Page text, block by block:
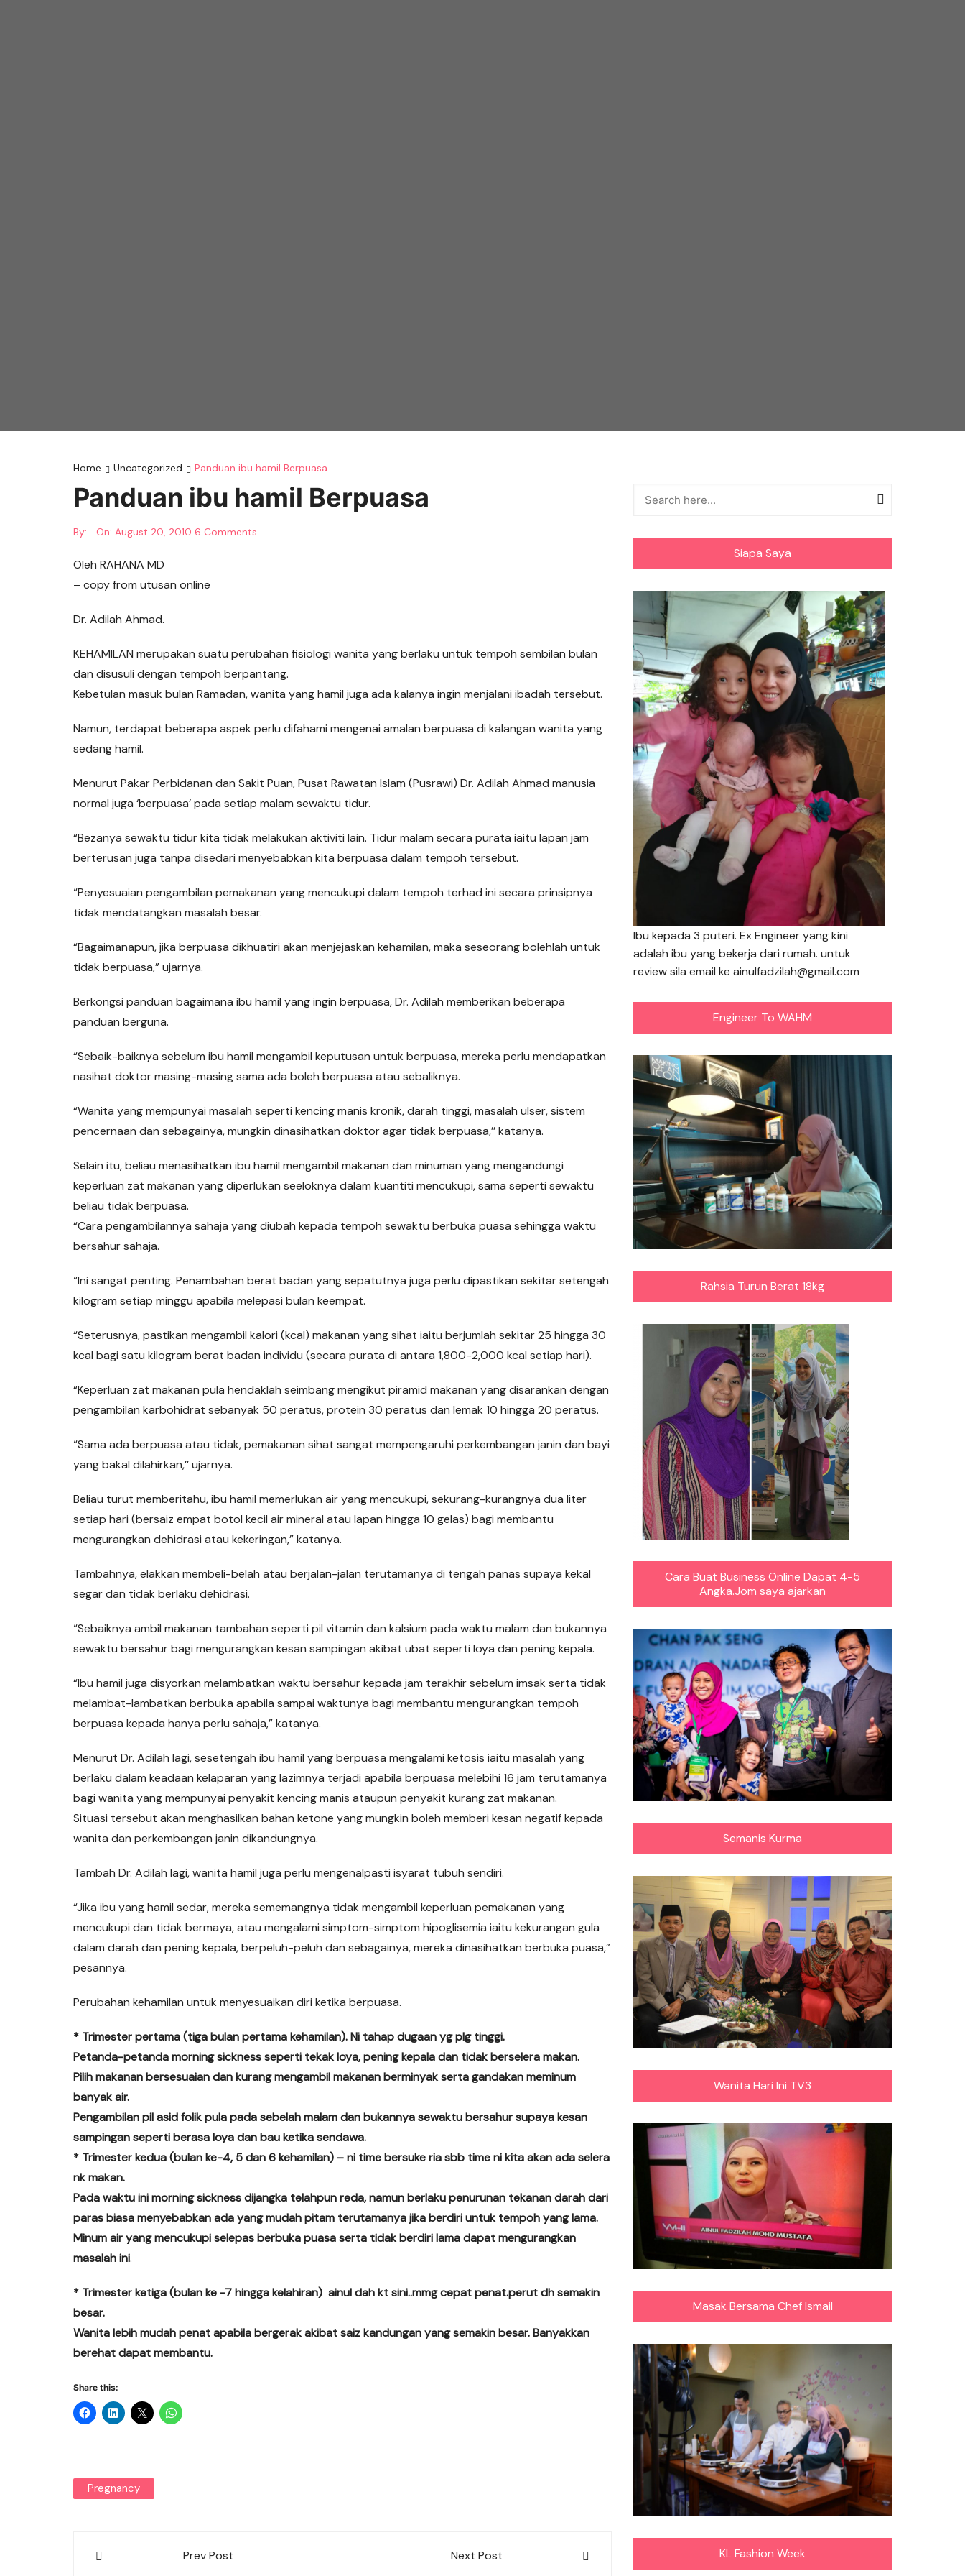
Home Uncategorized Panduan ibu hamil Berpuasa
Panduan ibu hamil Berpuasa
By: On: August 20, 2010 6 Comments
Oleh RAHANA MD
– copy from utusan online
Dr. Adilah Ahmad.
KEHAMILAN merupakan suatu perubahan fisiologi wanita yang berlaku untuk tempoh sembilan bulan
dan disusuli dengan tempoh berpantang.
Kebetulan masuk bulan Ramadan, wanita yang hamil juga ada kalanya ingin menjalani ibadah tersebut.
Namun, terdapat beberapa aspek perlu difahami mengenai amalan berpuasa di kalangan wanita yang
sedang hamil.
Menurut Pakar Perbidanan dan Sakit Puan, Pusat Rawatan Islam (Pusrawi) Dr. Adilah Ahmad manusia
normal juga ‘berpuasa’ pada setiap malam sewaktu tidur.
“Bezanya sewaktu tidur kita tidak melakukan aktiviti lain. Tidur malam secara purata iaitu lapan jam
berterusan juga tanpa disedari menyebabkan kita berpuasa dalam tempoh tersebut.
“Penyesuaian pengambilan pemakanan yang mencukupi dalam tempoh terhad ini secara prinsipnya
tidak mendatangkan masalah besar.
“Bagaimanapun, jika berpuasa dikhuatiri akan menjejaskan kehamilan, maka seseorang bolehlah untuk
tidak berpuasa,” ujarnya.
Berkongsi panduan bagaimana ibu hamil yang ingin berpuasa, Dr. Adilah memberikan beberapa
panduan berguna.
“Sebaik-baiknya sebelum ibu hamil mengambil keputusan untuk berpuasa, mereka perlu mendapatkan
nasihat doktor masing-masing sama ada boleh berpuasa atau sebaliknya.
“Wanita yang mempunyai masalah seperti kencing manis kronik, darah tinggi, masalah ulser, sistem
pencernaan dan sebagainya, mungkin dinasihatkan doktor agar tidak berpuasa,’’ katanya.
Selain itu, beliau menasihatkan ibu hamil mengambil makanan dan minuman yang mengandungi
keperluan zat makanan yang diperlukan seeloknya dalam kuantiti mencukupi, sama seperti sewaktu
beliau tidak berpuasa.
“Cara pengambilannya sahaja yang diubah kepada tempoh sewaktu berbuka puasa sehingga waktu
bersahur sahaja.
“Ini sangat penting. Penambahan berat badan yang sepatutnya juga perlu dipastikan sekitar setengah
kilogram setiap minggu apabila melepasi bulan keempat.
“Seterusnya, pastikan mengambil kalori (kcal) makanan yang sihat iaitu berjumlah sekitar 25 hingga 30
kcal bagi satu kilogram berat badan individu (secara purata di antara 1,800-2,000 kcal setiap hari).
“Keperluan zat makanan pula hendaklah seimbang mengikut piramid makanan yang disarankan dengan
pengambilan karbohidrat sebanyak 50 peratus, protein 30 peratus dan lemak 10 hingga 20 peratus.
“Sama ada berpuasa atau tidak, pemakanan sihat sangat mempengaruhi perkembangan janin dan bayi
yang bakal dilahirkan,’’ ujarnya.
Beliau turut memberitahu, ibu hamil memerlukan air yang mencukupi, sekurang-kurangnya dua liter
setiap hari (bersaiz empat botol kecil air mineral atau lapan hingga 10 gelas) bagi membantu
mengurangkan dehidrasi atau kekeringan,” katanya.
Tambahnya, elakkan membeli-belah atau berjalan-jalan terutamanya di tengah panas supaya kekal
segar dan tidak berlaku dehidrasi.
“Sebaiknya ambil makanan tambahan seperti pil vitamin dan kalsium pada waktu malam dan bukannya
sewaktu bersahur bagi mengurangkan kesan sampingan akibat ubat seperti loya dan pening kepala.
“Ibu hamil juga disyorkan melambatkan waktu bersahur kepada jam terakhir sebelum imsak serta tidak
melambat-lambatkan berbuka apabila sampai waktunya bagi membantu mengurangkan tempoh
berpuasa kepada hanya perlu sahaja,” katanya.
Menurut Dr. Adilah lagi, sesetengah ibu hamil yang berpuasa mengalami ketosis iaitu masalah yang
berlaku dalam keadaan kelaparan yang lazimnya terjadi apabila berpuasa melebihi 16 jam terutamanya
bagi wanita yang mempunyai penyakit kencing manis ataupun penyakit kurang zat makanan.
Situasi tersebut akan menghasilkan bahan ketone yang mungkin boleh memberi kesan negatif kepada
wanita dan perkembangan janin dikandungnya.
Tambah Dr. Adilah lagi, wanita hamil juga perlu mengenalpasti isyarat tubuh sendiri.
“Jika ibu yang hamil sedar, mereka sememangnya tidak mengambil keperluan pemakanan yang
mencukupi dan tidak bermaya, atau mengalami simptom-simptom hipoglisemia iaitu kekurangan gula
dalam darah dan pening kepala, berpeluh-peluh dan sebagainya, mereka dinasihatkan berbuka puasa,”
pesannya.
Perubahan kehamilan untuk menyesuaikan diri ketika berpuasa.
* Trimester pertama (tiga bulan pertama kehamilan). Ni tahap dugaan yg plg tinggi.
Petanda-petanda morning sickness seperti tekak loya, pening kepala dan tidak berselera makan.
Pilih makanan bersesuaian dan kurang mengambil makanan berminyak serta gandakan meminum
banyak air.
Pengambilan pil asid folik pula pada sebelah malam dan bukannya sewaktu bersahur supaya kesan
sampingan seperti berasa loya dan bau ketika sendawa.
* Trimester kedua (bulan ke-4, 5 dan 6 kehamilan) – ni time bersuke ria sbb time ni kita akan ada selera
nk makan.
Pada waktu ini morning sickness dijangka telahpun reda, namun berlaku penurunan tekanan darah dari
paras biasa menyebabkan ada yang mudah pitam terutamanya jika berdiri untuk tempoh yang lama.
Minum air yang mencukupi selepas berbuka puasa serta tidak berdiri lama dapat mengurangkan
masalah ini.
* Trimester ketiga (bulan ke -7 hingga kelahiran) ainul dah kt sini..mmg cepat penat.perut dh semakin
besar.
Wanita lebih mudah penat apabila bergerak akibat saiz kandungan yang semakin besar. Banyakkan
berehat dapat membantu.
Share this:
Pregnancy
Post
Prev Post Next Post
Siapa Saya
Ibu kepada 3 puteri. Ex Engineer yang kini
adalah ibu yang bekerja dari rumah. untuk
review sila email ke ainulfadzilah@gmail.com
Engineer To WAHM
Rahsia Turun Berat 18kg
Cara Buat Business Online Dapat 4-5
Angka.Jom saya ajarkan
Semanis Kurma
Wanita Hari Ini TV3
Masak Bersama Chef Ismail
KL Fashion Week